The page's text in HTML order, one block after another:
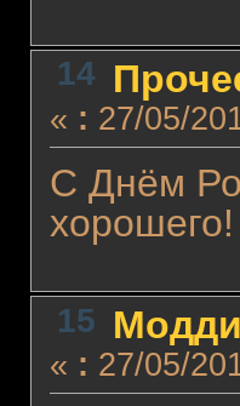
14
« : 27/05/
С Днём
хорошего!
15
« : 27/05/